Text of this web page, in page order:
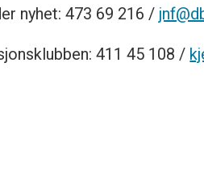
nyhet: 473 69 216 /
411 45 108 /